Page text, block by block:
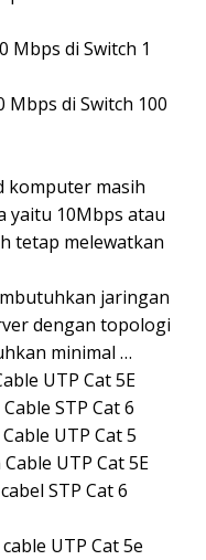
Mbps di Switch 1
Mbps di Switch 100
komputer masih
yaitu 10Mbps atau
tetap melewatkan
jaringan
dengan topologi
minimal …
UTP Cat 5E
STP Cat 6
UTP Cat 5
UTP Cat 5E
STP Cat 6
UTP Cat 5e